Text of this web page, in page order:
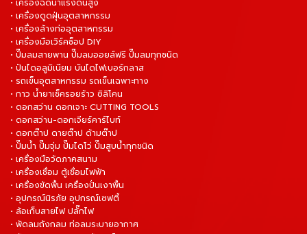
• เครื่องฉีดน้ำแรงดันสูง
• เครื่องดูดฝุ่นอุตสาหกรรม
• เครื่องล้างท่ออุตสาหกรรม
• เครื่องมือเวิร์คช็อป DIY
• ปั๊มลมสายพาน ปั๊มลมออยล์ฟรี ปั๊มลมทุกชนิด
• ปันไดอลูมิเนียม บันไดไฟเบอร์กลาส
• รถเข็นอุตสาหกรรม รถเข็นเฉพาะทาง
• กาว น้ำยาเช็ครอยร้าว ซิลิโคน
• ดอกสว่าน ดอกเจาะ CUTTING TOOLS
• ดอกสว่าน-ดอกเจียร์คาร์ไบท์
• ดอกต๊าป ดายต๊าป ด้ามต๊าป
• ปั๊มน้ำ ปั๊มจุ่ม ปั๊มไดโว่ ปั๊มสูบน้ำทุกชนิด
• เครื่องมือวัดภาคสนาม
• เครื่องเชื่อม ตู้เชื่อมไฟฟ้า
• เครื่องขัดพื้น เครื่องปั่นเงาพื้น
• อุปกรณ์นิรภัย อุปกรณ์เซฟตี้
• ล้อเก็บสายไฟ ปลั๊กไฟ
• พัดลมถังกลม ท่อลมระบายอากาศ